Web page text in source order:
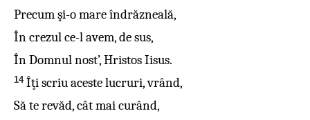
Precum şi-o mare îndrăzneală,
În crezul ce-l avem, de sus,
În Domnul nost’, Hristos Iisus.
14 Îţi scriu aceste lucruri, vrând,
Să te revăd, cât mai curând,